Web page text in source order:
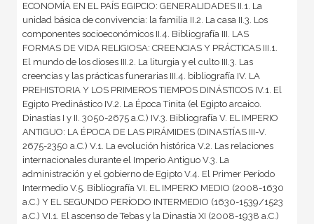
ECONOMÍA EN EL PAÍS EGIPCIO: GENERALIDADES II.1. La
unidad básica de convivencia: la familia II.2. La casa II.3. Los
componentes socioeconómicos II.4. Bibliografía III. LAS
FORMAS DE VIDA RELIGIOSA: CREENCIAS Y PRÁCTICAS III.1.
El mundo de los dioses III.2. La liturgia y el culto III.3. Las
creencias y las prácticas funerarias III.4. bibliografía IV. LA
PREHISTORIA Y LOS PRIMEROS TIEMPOS DINÁSTICOS IV.1. El
Egipto Predinástico IV.2. La Época Tinita (el Egipto arcaico.
Dinastías I y II. 3050-2675 a.C.) IV.3. Bibliografía V. EL IMPERIO
ANTIGUO: LA ÉPOCA DE LAS PIRÁMIDES (DINASTÍAS III-V.
2675-2350 a.C.) V.1. La evolución histórica V.2. Las relaciones
internacionales durante el Imperio Antiguo V.3. La
administración y el gobierno de Egipto V.4. El Primer Período
Intermedio V.5. Bibliografía VI. EL IMPERIO MEDIO (2008-1630
a.C.) Y EL SEGUNDO PERÍODO INTERMEDIO (1630-1539/1523
a.C.) VI.1. El ascenso de Tebas y la Dinastía XI (2008-1938 a.C.)